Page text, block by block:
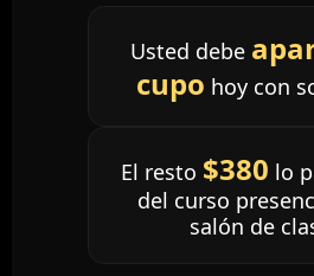
Usted debe
cupo hoy con
El resto $380 lo
del curso
salón de